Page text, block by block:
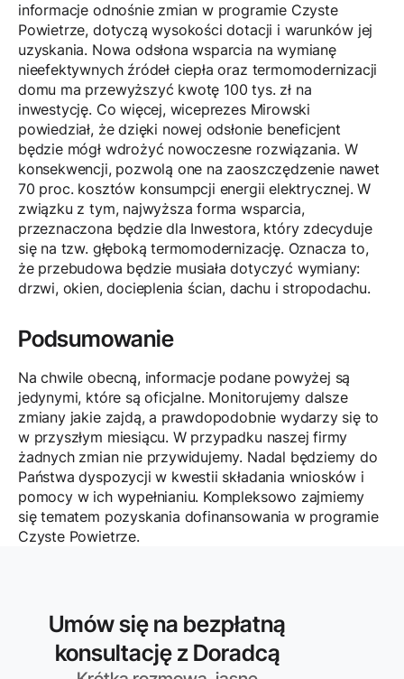
informacje odnośnie zmian w programie Czyste
Powietrze, dotyczą wysokości dotacji i warunków jej
uzyskania. Nowa odsłona wsparcia na wymianę
nieefektywnych źródeł ciepła oraz termomodernizacji
domu ma przewyższyć kwotę 100 tys. zł na
inwestycję. Co więcej, wiceprezes Mirowski
powiedział, że dzięki nowej odsłonie beneficjent
będzie mógł wdrożyć nowoczesne rozwiązania. W
konsekwencji, pozwolą one na zaoszczędzenie nawet
70 proc. kosztów konsumpcji energii elektrycznej. W
związku z tym, najwyższa forma wsparcia,
przeznaczona będzie dla Inwestora, który zdecyduje
się na tzw. głęboką termomodernizację. Oznacza to,
że przebudowa będzie musiała dotyczyć wymiany:
drzwi, okien, docieplenia ścian, dachu i stropodachu.
Podsumowanie
Na chwile obecną, informacje podane powyżej są
jedynymi, które są oficjalne. Monitorujemy dalsze
zmiany jakie zajdą, a prawdopodobnie wydarzy się to
w przyszłym miesiącu. W przypadku naszej firmy
żadnych zmian nie przywidujemy. Nadal będziemy do
Państwa dyspozycji w kwestii składania wniosków i
pomocy w ich wypełnianiu. Kompleksowo zajmiemy
się tematem pozyskania dofinansowania w programie
Czyste Powietrze.
Umów się na bezpłatną
konsultację z Doradcą